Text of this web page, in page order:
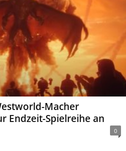
Macher
Endzeit-Spielreihe an
0